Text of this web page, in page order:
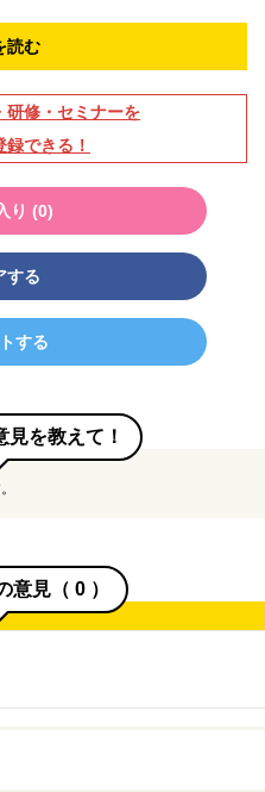
読む
修・セミナーを
できる！
り (0)
する
する
見を教えて！
意見（ 0 ）